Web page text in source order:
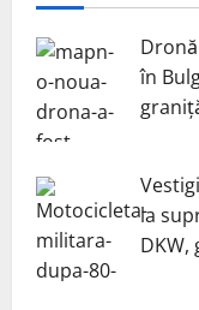
în
la
DKW,